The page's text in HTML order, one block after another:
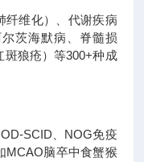
纤维化）、代谢疾病
茨海默病、脊髓损
斑狼疮）等300+种成
SCID、NOG免疫
MCAO脑卒中食蟹猴